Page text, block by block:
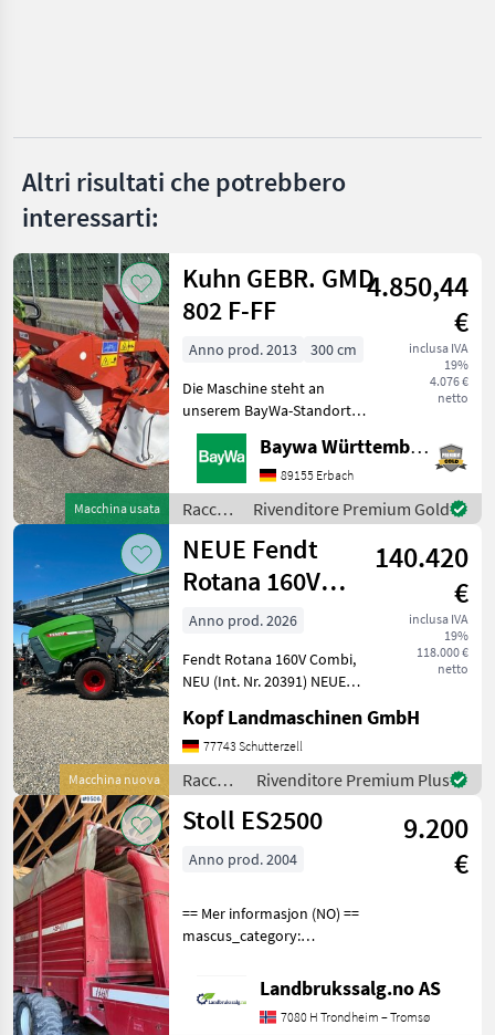
rivenditori
Altri risultati che potrebbero
interessarti:
Macchina usata
Kuhn GEBR. GMD
802 F-FF
4.850,44
€
inclusa IVA
19%
4.076 €
netto
Anno prod. 2013
300 cm
Die Maschine steht an
unserem BayWa-Standort
in DE-88214
Ravensburg.Gerne steht
Ihnen Herr Schmid unter
Tel.: 0151 1610 3978 für Ihre
Anfrage zur
Verfügung!Kuhn GMD
Baywa Württemberg
89155 Erbach
Raccolta
mangimi
/ Kuhn
Rivenditore Premium Gold
Macchina nuova
NEUE Fendt
Rotana 160V
Combi
Rundballenpresse,
i
140.420
€
inclusa IVA
19%
118.000 €
netto
Anno prod. 2026
Fendt Rotana 160V Combi,
NEU (Int. Nr. 20391) NEUE
Typ Rotana 160V Combi
Baujahr 2026 40km/h Netz-
und Folienbindung,
integrierte Wickelein
Kopf Landmaschinen GmbH
77743 Schutterzell
Raccolta
mangimi
/ Fendt
Rivenditore Premium Plus
Stoll ES2500
9.200
€
Anno prod. 2004
== Mer informasjon (NO) ==
mascus_category:
provide reference number
upon request: 9506 See
en.landbrukssalg.no/9506
Landbrukssalg.no AS
7080 H Trondheim – Tromsø